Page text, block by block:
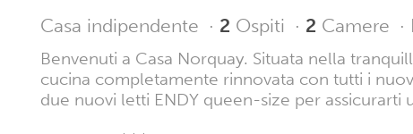
Casa indipendente · 2 Ospiti · 2 Camere ·
Benvenuti a Casa Norquay. Situata nella
cucina completamente rinnovata con tutti i
due nuovi letti ENDY queen-size per